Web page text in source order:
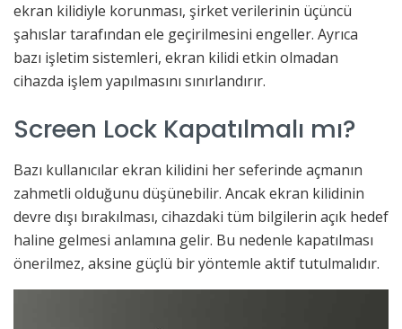
ekran kilidiyle korunması, şirket verilerinin üçüncü
şahıslar tarafından ele geçirilmesini engeller. Ayrıca
bazı işletim sistemleri, ekran kilidi etkin olmadan
cihazda işlem yapılmasını sınırlandırır.
Screen Lock Kapatılmalı mı?
Bazı kullanıcılar ekran kilidini her seferinde açmanın
zahmetli olduğunu düşünebilir. Ancak ekran kilidinin
devre dışı bırakılması, cihazdaki tüm bilgilerin açık hedef
haline gelmesi anlamına gelir. Bu nedenle kapatılması
önerilmez, aksine güçlü bir yöntemle aktif tutulmalıdır.